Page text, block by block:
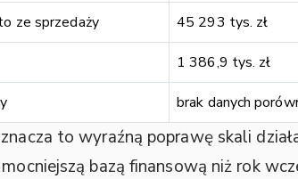
ze sprzedaży 45 293 tys. zł
1 386,9 tys. zł
brak danych
to wyraźną poprawę skali
bazą finansową niż rok